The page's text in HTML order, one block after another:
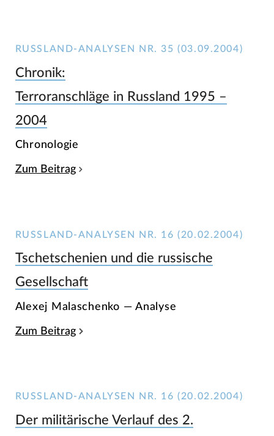
RUSSLAND-ANALYSEN NR. 35 (03.09.2004)
Chronik:
Terroranschläge in Russland 1995 –
2004
Chronologie
Zum Beitrag
RUSSLAND-ANALYSEN NR. 16 (20.02.2004)
Tschetschenien und die russische
Gesellschaft
Alexej Malaschenko — Analyse
Zum Beitrag
RUSSLAND-ANALYSEN NR. 16 (20.02.2004)
Der militärische Verlauf des 2.